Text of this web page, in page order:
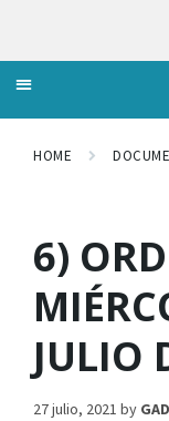
HOME
6)
JULIO
27 julio, 2021 by